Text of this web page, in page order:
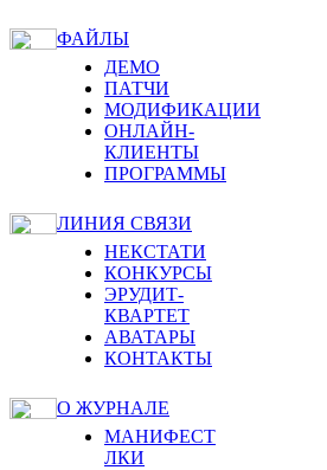
ФАЙЛЫ
ДЕМО
ПАТЧИ
МОДИФИКАЦИИ
ОНЛАЙН-
КЛИЕНТЫ
ПРОГРАММЫ
ЛИНИЯ СВЯЗИ
НЕКСТАТИ
КОНКУРСЫ
ЭРУДИТ-
КВАРТЕТ
АВАТАРЫ
КОНТАКТЫ
О ЖУРНАЛЕ
МАНИФЕСТ
ЛКИ